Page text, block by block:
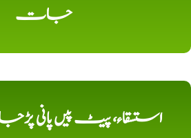
جات
استسقاء، پیٹ پیں پانی